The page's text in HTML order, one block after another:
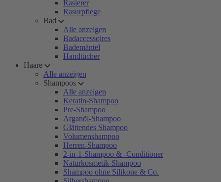
Rasierer
Rasurpflege
Bad
Alle anzeigen
Badaccessoires
Bademäntel
Handtücher
Haare
Alle anzeigen
Shampoos
Alle anzeigen
Keratin-Shampoo
Pre-Shampoo
Arganöl-Shampoo
Glättendes Shampoo
Volumenshampoo
Herren-Shampoo
2-in-1-Shampoo & -Conditioner
Naturkosmetik-Shampoo
Shampoo ohne Silikone & Co.